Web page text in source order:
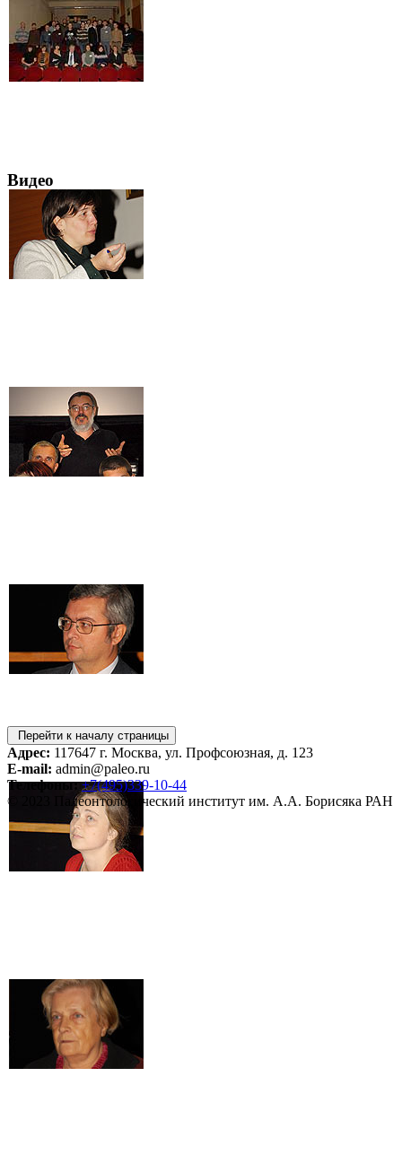
Видео
Перейти к началу страницы
Адрес: 117647 г. Москва, ул. Профсоюзная, д. 123
E-mail: admin@paleo.ru
Телефоны: +7(495)339-10-44
© 2023 Палеонтологический институт им. А.А. Борисяка РАН